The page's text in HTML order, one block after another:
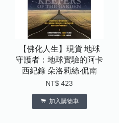
【佛化人生】現貨 地球
守護者：地球實驗的阿卡
西紀錄 朵洛莉絲‧侃南
NT$ 423
加入購物車